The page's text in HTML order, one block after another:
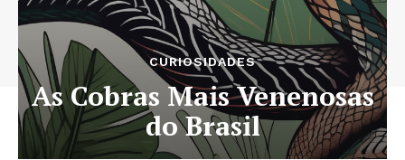
CURIOSIDADES
As Cobras Mais Venenosas
do Brasil